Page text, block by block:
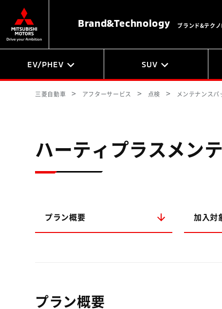
Brand&Technology ブランド&テクノ
EV/PHEV SUV
三菱自動車 アフターサービス 点検 メンテナンスパ
ハーティプラスメン
プラン概要 加入対
プラン概要